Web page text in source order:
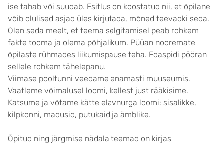
ise tahab või suudab. Esitlus on koostatud nii, et õpilane
võib olulised asjad üles kirjutada, mõned teevadki seda.
Olen seda meelt, et teema selgitamisel peab rohkem
fakte tooma ja olema põhjalikum. Püüan nooremate
õpilaste rühmades liikumispause teha. Edaspidi pööran
sellele rohkem tähelepanu.
Viimase pooltunni veedame enamasti muuseumis.
Vaatleme võimalusel loomi, kellest just rääkisime.
Katsume ja võtame kätte elavnurga loomi: sisalikke,
kilpkonni, madusid, putukaid ja ämblike.
Õpitud ning järgmise nädala teemad on kirjas